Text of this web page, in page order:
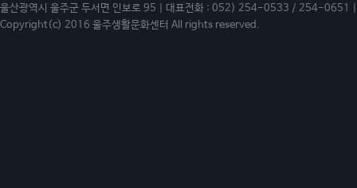
울산광역시 울주군 두서면 인보로 95 | 대표전화 : 052) 254-0533 / 254-
Copyright(c) 2016 울주생활문화센터 All rights reserved.